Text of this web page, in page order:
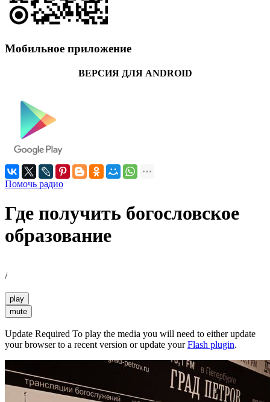
Мобильное приложение
ВЕРСИЯ ДЛЯ ANDROID
Помочь радио
Где получить богословское
образование
/
play
mute
Update Required To play the media you will need to either update
your browser to a recent version or update yourFlash plugin.